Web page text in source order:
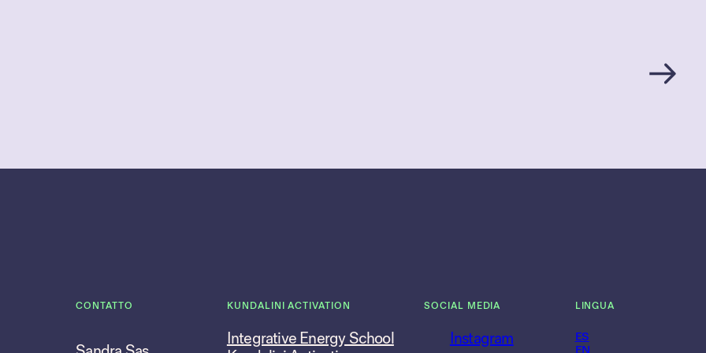
CONTATTO KUNDALINI ACTIVATION
Integrative Energy School
SOCIAL MEDIA
Instagram
LINGUA
ES
EN